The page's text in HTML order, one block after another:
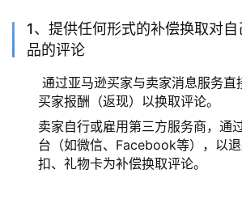
1、提供任何形式的补偿换取对
品的评论
通过亚马逊买家与卖家消息服务直
买家报酬（返现）以换取评论。
卖家自行或雇用第三方服务商，通
台（如微信、Facebook等），以
扣、礼物卡为补偿换取评论。